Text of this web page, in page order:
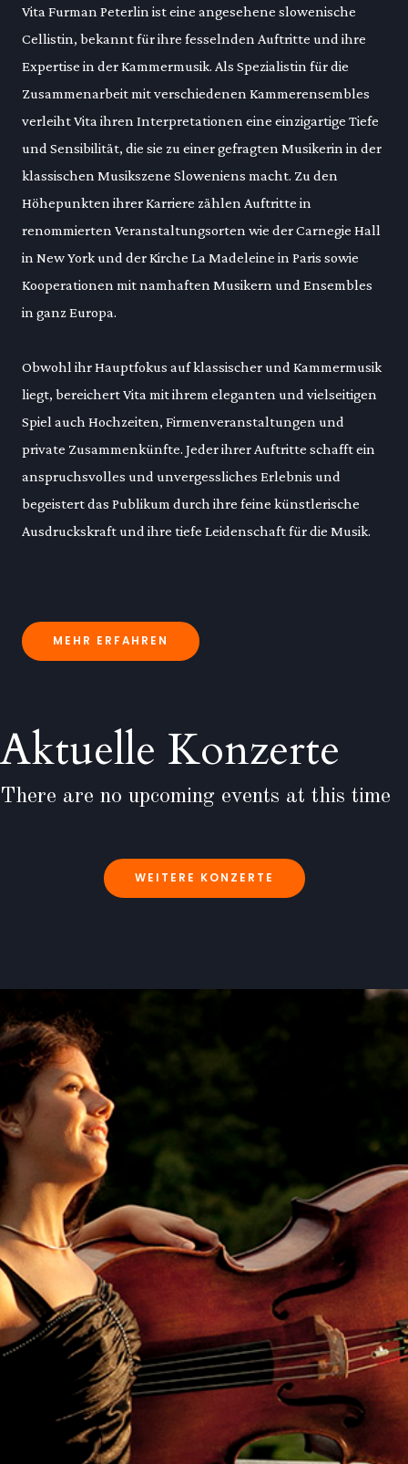
Vita Furman Peterlin ist eine angesehene slowenische
Cellistin, bekannt für ihre fesselnden Auftritte und ihre
Expertise in der Kammermusik. Als Spezialistin für die
Zusammenarbeit mit verschiedenen Kammerensembles
verleiht Vita ihren Interpretationen eine einzigartige Tiefe
und Sensibilität, die sie zu einer gefragten Musikerin in der
klassischen Musikszene Sloweniens macht. Zu den
Höhepunkten ihrer Karriere zählen Auftritte in
renommierten Veranstaltungsorten wie der Carnegie Hall
in New York und der Kirche La Madeleine in Paris sowie
Kooperationen mit namhaften Musikern und Ensembles
in ganz Europa.
Obwohl ihr Hauptfokus auf klassischer und Kammermusik
liegt, bereichert Vita mit ihrem eleganten und vielseitigen
Spiel auch Hochzeiten, Firmenveranstaltungen und
private Zusammenkünfte. Jeder ihrer Auftritte schafft ein
anspruchsvolles und unvergessliches Erlebnis und
begeistert das Publikum durch ihre feine künstlerische
Ausdruckskraft und ihre tiefe Leidenschaft für die Musik.
MEHR ERFAHREN
Aktuelle Konzerte
There are no upcoming events at this time
WEITERE KONZERTE